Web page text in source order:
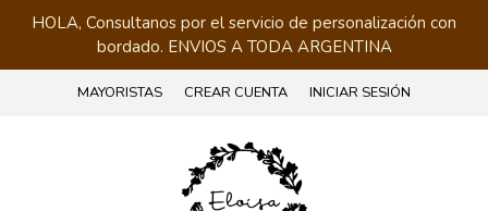
HOLA, Consultanos por el servicio de personalización con
bordado. ENVIOS A TODA ARGENTINA
MAYORISTAS CREAR CUENTA INICIAR SESIÓN